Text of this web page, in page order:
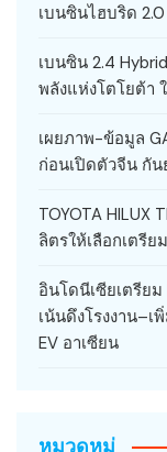
เบนซินไฮบริด
เบนซิน 2.4
พลังแห่งโตโยต้า
เผยภาพ-ข้อมูล
ก่อนเปิดตัวจีน กั
TOYOTA HILUX
ลิตรให้เลือกเตรีย
อินโดนีเซียเตรีย
เน้นดึงโรงงาน–
EV อาเซียน
หมวดหมู่